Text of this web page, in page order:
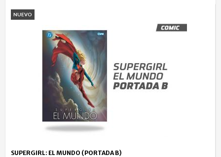
NUEVO
SUPERGIRL: EL MUNDO (PORTADA B)